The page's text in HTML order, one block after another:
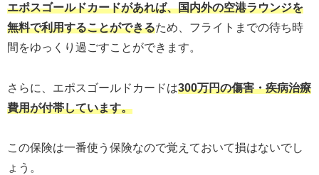
エポスゴールドカードがあれば、国内外の空港ラウンジを
無料で利用することができるため、フライトまでの待ち時
間をゆっくり過ごすことができます。
さらに、エポスゴールドカードは300万円の傷害・疾病治療
費用が付帯しています。
この保険は一番使う保険なので覚えておいて損はないでし
ょう。